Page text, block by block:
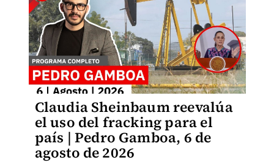
Claudia Sheinbaum reevalúa
el uso del fracking para el
país | Pedro Gamboa, 6 de
agosto de 2026